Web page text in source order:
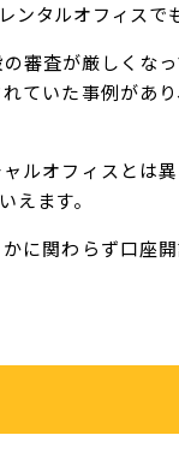
ンタルオフィスで
審査が厳しくな
ていた事例があ
ルオフィスとは
えます。
に関わらず口座